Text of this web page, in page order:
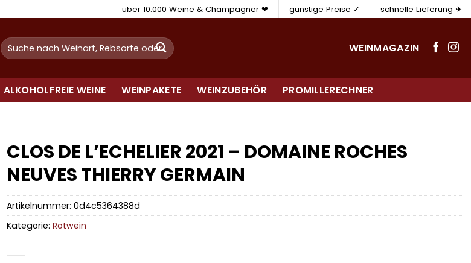
über 10.000 Weine & Champagner ❤ günstige Preise ✓ schnelle Lieferung ✈
Suchen
nach:
WEINMAGAZIN
ALKOHOLFREIE WEINE WEINPAKETE WEINZUBEHÖR PROMILLERECHNER
CLOS DE L’ECHELIER 2021 – DOMAINE ROCHES
NEUVES THIERRY GERMAIN
Artikelnummer: 0d4c5364388d
Kategorie: Rotwein